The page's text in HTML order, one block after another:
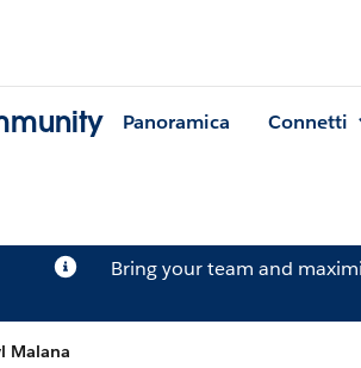
Panoramica Connetti
Bring your team and
Malana